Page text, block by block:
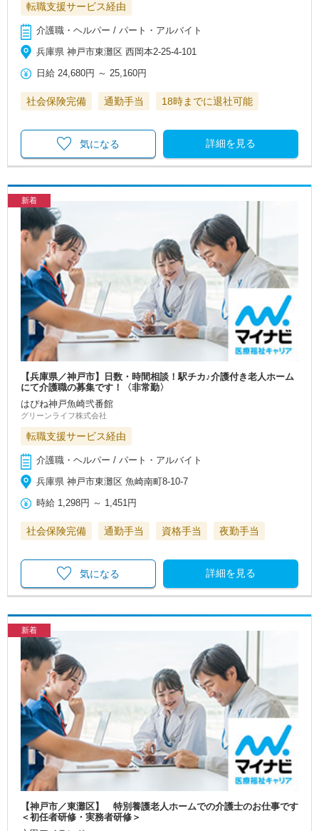
転職支援サービス経由
介護職・ヘルパー / パート・アルバイト
兵庫県 神戸市東灘区 西岡本2-25-4-101
日給 24,680円 ～25,160円
社会保険完備 通勤手当 18時までに退社可能
詳細を見る
気になる
新着
【兵庫県／神戸市】日数・時間相談！駅チカ♪介護付き老人ホーム
にて介護職の募集です！〈非常勤〉
はぴね神戸魚崎弐番館
グリーンライフ株式会社
転職支援サービス経由
介護職・ヘルパー / パート・アルバイト
兵庫県 神戸市東灘区 魚崎南町8-10‐7
時給 1,298円 ～ 1,451円
社会保険完備 通勤手当 資格手当 夜勤手当
詳細を見る
気になる
新着
【神戸市／東灘区】 特別養護老人ホームでの介護士のお仕事です
＜初任者研修・実務者研修＞